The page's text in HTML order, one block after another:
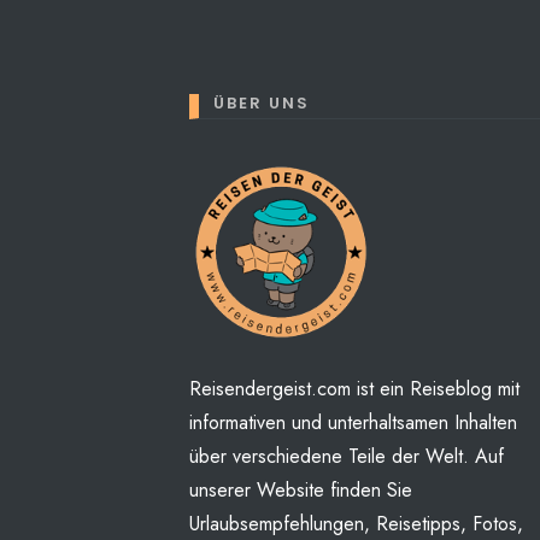
Perhaps You will find
ÜBER UNS
Reisendergeist.com ist ein Reiseblog mit
informativen und unterhaltsamen Inhalten
über verschiedene Teile der Welt. Auf
unserer Website finden Sie
Urlaubsempfehlungen, Reisetipps, Fotos,